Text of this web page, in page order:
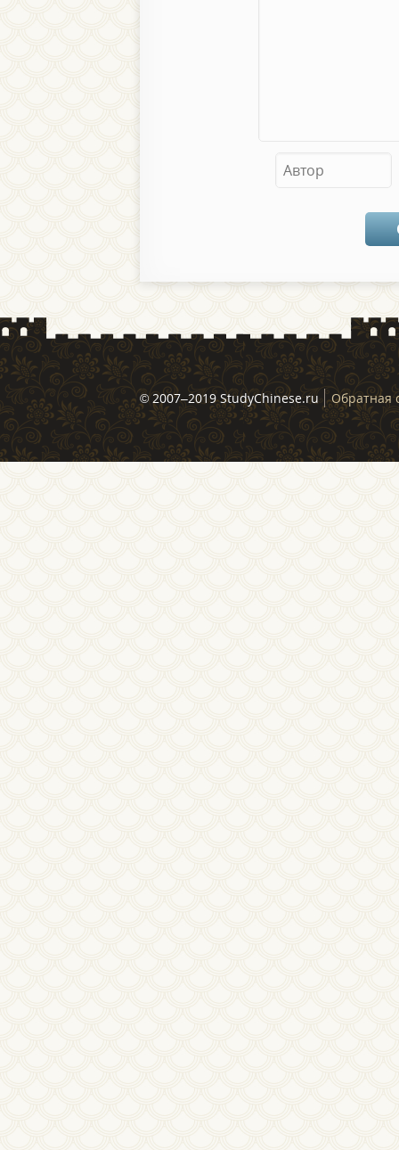
© 2007–2019 StudyChinese.ru Обратная